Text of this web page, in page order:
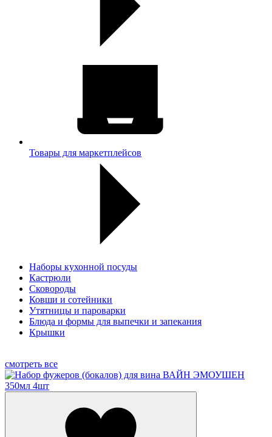
Товары для маркетплейсов
Наборы кухонной посуды
Кастрюли
Сковороды
Ковши и сотейники
Утятницы и пароварки
Блюда и формы для выпечки и запекания
Крышки
смотреть все